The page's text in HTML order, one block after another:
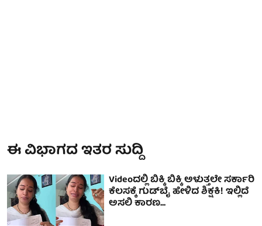
ಈ ವಿಭಾಗದ ಇತರ ಸುದ್ದಿ
Videoದಲ್ಲಿ ಬಿಕ್ಕಿ ಬಿಕ್ಕಿ ಅಳುತ್ತಲೇ ಸರ್ಕಾರಿ
ಕೆಲಸಕ್ಕೆ ಗುಡ್​ಬೈ ಹೇಳಿದ ಶಿಕ್ಷಕಿ! ಇಲ್ಲಿದೆ
ಅಸಲಿ ಕಾರಣ...